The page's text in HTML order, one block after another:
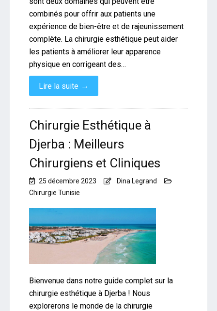
combinés pour offrir aux patients une
expérience de bien-être et de rajeunissement
complète. La chirurgie esthétique peut aider
les patients à améliorer leur apparence
physique en corrigeant des…
Lire la suite →
Chirurgie Esthétique à
Djerba : Meilleurs
Chirurgiens et Cliniques
25 décembre 2023
Dina Legrand
Chirurgie Tunisie
Bienvenue dans notre guide complet sur la
chirurgie esthétique à Djerba ! Nous
explorerons le monde de la chirurgie